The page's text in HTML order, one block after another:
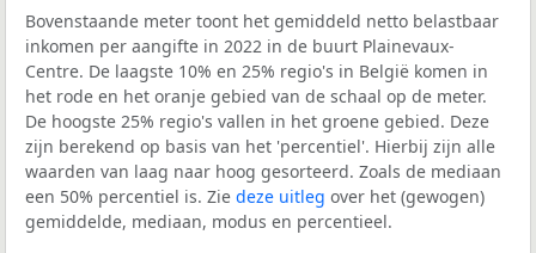
Bovenstaande meter toont het gemiddeld netto belastbaar
inkomen per aangifte in 2022 in de buurt Plainevaux-
Centre. De laagste 10% en 25% regio's in België komen in
het rode en het oranje gebied van de schaal op de meter.
De hoogste 25% regio's vallen in het groene gebied. Deze
zijn berekend op basis van het 'percentiel'. Hierbij zijn alle
waarden van laag naar hoog gesorteerd. Zoals de mediaan
een 50% percentiel is. Zie deze uitleg over het (gewogen)
gemiddelde, mediaan, modus en percentieel.